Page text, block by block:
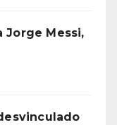
Jorge Messi,